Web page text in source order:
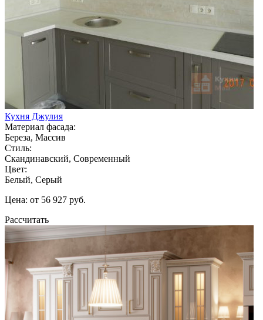
Кухня Джулия
Материал фасада:
Береза, Массив
Стиль:
Скандинавский, Современный
Цвет:
Белый, Серый
Цена: от 56 927 руб.
Рассчитать